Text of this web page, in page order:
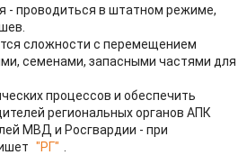
- проводиться в штатном режиме,
сложности с перемещением
семенами, запасными частями для
процессов и обеспечить
региональных органов АПК
МВД и Росгвардии - при
"РГ"